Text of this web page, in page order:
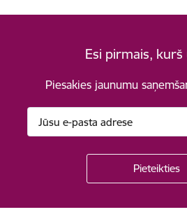
Esi pirmais, kurš
Piesakies jaunumu